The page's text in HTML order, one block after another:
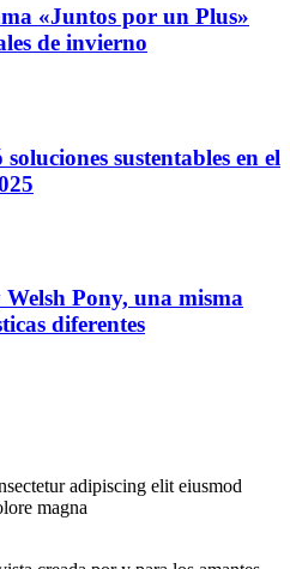
«Juntos por un Plus»
de invierno
sustentables en el
Pony, una misma
diferentes
adipiscing elit eiusmod
magna